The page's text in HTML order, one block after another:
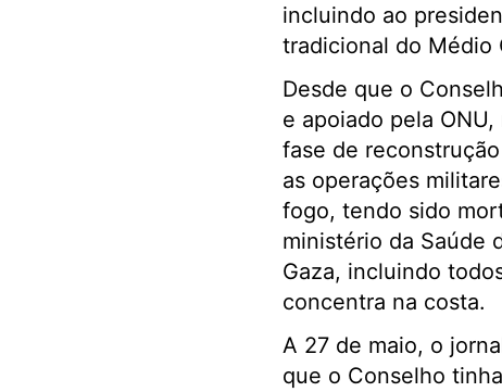
incluindo ao
tradicional do Médio
Desde que o
e apoiado pela
fase de
as operações
fogo, tendo sido
ministério da Saúde
Gaza, incluindo
concentra na costa.
A 27 de maio, o
que o Conselho